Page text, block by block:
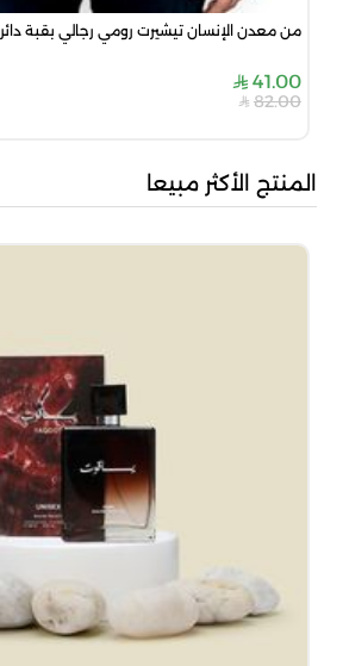
من معدن الإنسان تيشيرت رومي رجالي بقبة
41.00
82.00
المنتج الأكثر مبيعا